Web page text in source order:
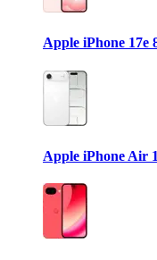
Apple iPhone 17e
Apple iPhone Air